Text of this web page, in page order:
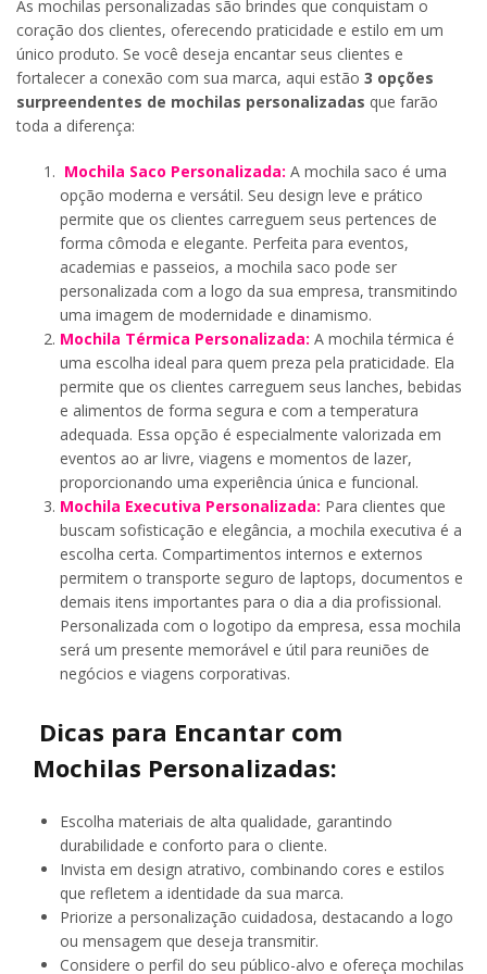
As mochilas personalizadas são brindes que conquistam o
coração dos clientes, oferecendo praticidade e estilo em um
único produto. Se você deseja encantar seus clientes e
fortalecer a conexão com sua marca, aqui estão 3 opções
surpreendentes de mochilas personalizadas que farão
toda a diferença:
Mochila Saco Personalizada: A mochila saco é uma
opção moderna e versátil. Seu design leve e prático
permite que os clientes carreguem seus pertences de
forma cômoda e elegante. Perfeita para eventos,
academias e passeios, a mochila saco pode ser
personalizada com a logo da sua empresa, transmitindo
uma imagem de modernidade e dinamismo.
Mochila Térmica Personalizada: A mochila térmica é
uma escolha ideal para quem preza pela praticidade. Ela
permite que os clientes carreguem seus lanches, bebidas
e alimentos de forma segura e com a temperatura
adequada. Essa opção é especialmente valorizada em
eventos ao ar livre, viagens e momentos de lazer,
proporcionando uma experiência única e funcional.
Mochila Executiva Personalizada: Para clientes que
buscam sofisticação e elegância, a mochila executiva é a
escolha certa. Compartimentos internos e externos
permitem o transporte seguro de laptops, documentos e
demais itens importantes para o dia a dia profissional.
Personalizada com o logotipo da empresa, essa mochila
será um presente memorável e útil para reuniões de
negócios e viagens corporativas.
Dicas para Encantar com
Mochilas Personalizadas:
Escolha materiais de alta qualidade, garantindo
durabilidade e conforto para o cliente.
Invista em design atrativo, combinando cores e estilos
que refletem a identidade da sua marca.
Priorize a personalização cuidadosa, destacando a logo
ou mensagem que deseja transmitir.
Considere o perfil do seu público-alvo e ofereça mochilas